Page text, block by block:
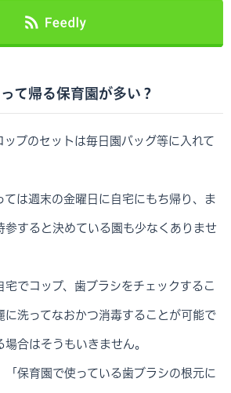
て帰る保育園が多い？
プのセットは毎日園バッグ等に入れて
ては週末の金曜日に自宅にもち帰り、ま
参すると決めている園も少なくありませ
でコップ、歯ブラシをチェックするこ
に洗ってなおかつ消毒することが可能で
合はそうもいきません。
「保育園で使っている歯ブラシの根元に